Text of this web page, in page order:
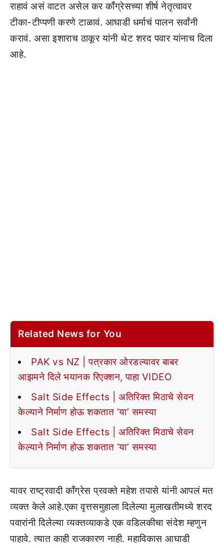
राहावं असं वाटत असेल कर काँग्रेसच्या शीर्ष नेतृत्वावर
टीका-टीप्पणी करणे टाळावं. आघाडी धर्माचं पालन सर्वांनी
करावं. असा इशाराच ठाकूर यांनी थेट शरद पवार यांनाच दिला
आहे.
Related News for You
PAK vs NZ | पत्रकार ओरडल्यावर बाबर
आझमने दिले भयानक रिएक्शन, पाहा VIDEO
Salt Side Effects | अतिरिक्त मिठाचे सेवन
केल्याने निर्माण होऊ शकतात ‘या’ समस्या
Salt Side Effects | अतिरिक्त मिठाचे सेवन
केल्याने निर्माण होऊ शकतात ‘या’ समस्या
यावर राष्ट्रवादी कॉंग्रेस प्रवक्ते महेश तपासे यांनी आपलं मत
व्यक्त केले आहे.एका वृत्तसमुहाला दिलेल्या मुलाखतीमध्ये शरद
पवारांनी दिलेल्या व्यक्तव्याकडे एक वडिलकीचा संदेश म्हणुन
पाहावे. त्यात काही राजकारण नाही. महाविकास आघाडी